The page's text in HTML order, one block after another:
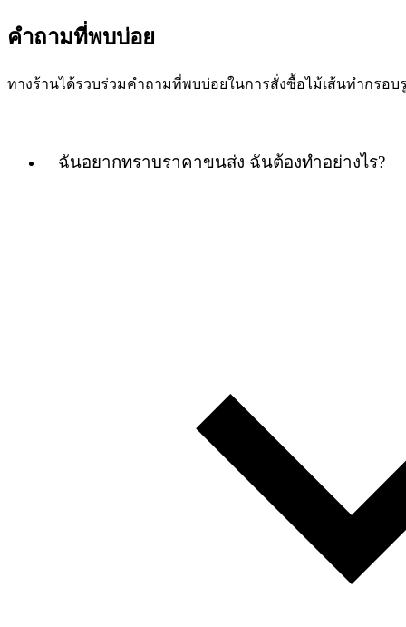
คำถามที่พบบ่อย
ทางร้านได้รวบร่วมคำถามที่พบบ่อยในการสั่งซื้อไม้เส้นทำกรอ
ฉันอยากทราบราคาขนส่ง ฉันต้องทำอย่างไร?